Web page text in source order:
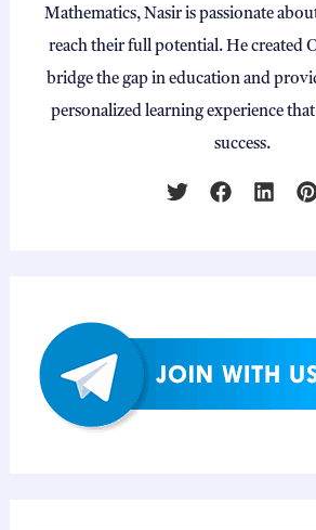
Mathematics, Nasir is passionate
reach their full potential. He created
bridge the gap in education and
personalized learning experience
success.